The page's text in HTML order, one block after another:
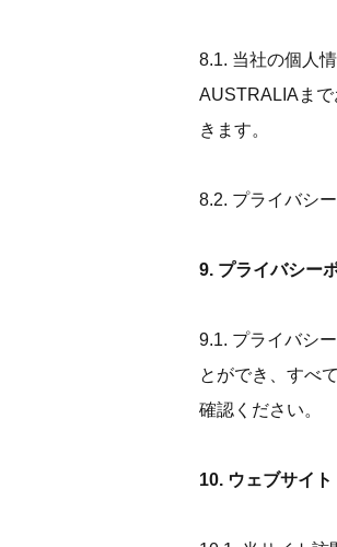
8.1. 当社の個人
AUSTRALIAま
きます。
8.2. プライバシ
9. プライバシー
9.1. プライバシ
とができ、すべ
確認ください。
10. ウェブサイト